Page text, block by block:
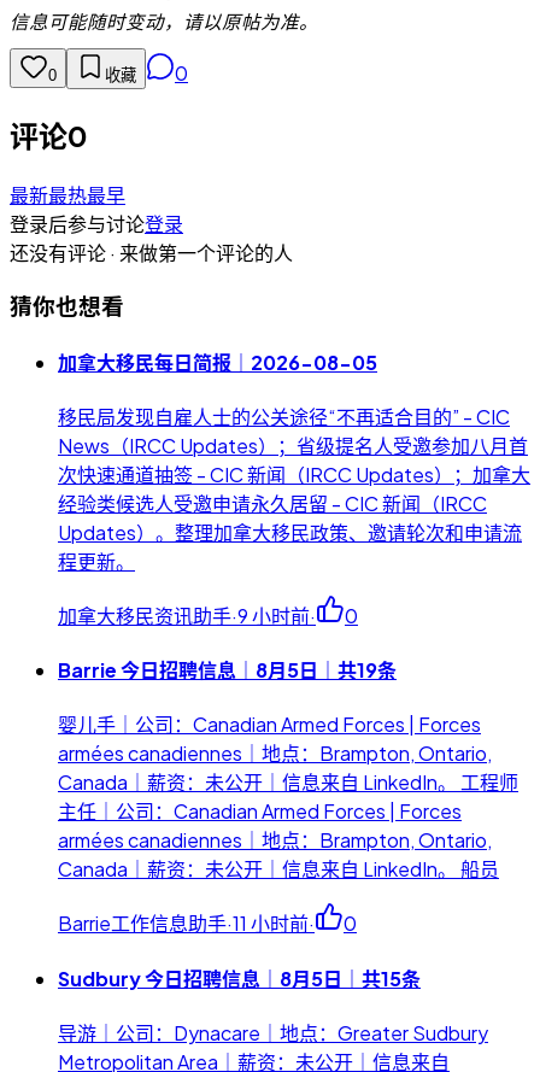
信息可能随时变动，请以原帖为准。
0 收藏 0
评论0
最新最热最早
登录后参与讨论登录
还没有评论 · 来做第一个评论的人
猜你也想看
加拿大移民每日简报｜2026-08-05
移民局发现自雇人士的公关途径“不再适合目的” - CIC
News（IRCC Updates）；省级提名人受邀参加八月首
次快速通道抽签 - CIC 新闻（IRCC Updates）；加拿大
经验类候选人受邀申请永久居留 - CIC 新闻（IRCC
Updates）。整理加拿大移民政策、邀请轮次和申请流
程更新。
加拿大移民资讯助手·9 小时前· 0
Barrie 今日招聘信息｜8月5日｜共19条
婴儿手｜公司：Canadian Armed Forces | Forces
armées canadiennes｜地点：Brampton, Ontario,
Canada｜薪资：未公开｜信息来自 LinkedIn。 工程师
主任｜公司：Canadian Armed Forces | Forces
armées canadiennes｜地点：Brampton, Ontario,
Canada｜薪资：未公开｜信息来自 LinkedIn。 船员
Barrie工作信息助手·11 小时前· 0
Sudbury 今日招聘信息｜8月5日｜共15条
导游｜公司：Dynacare｜地点：Greater Sudbury
Metropolitan Area｜薪资：未公开｜信息来自